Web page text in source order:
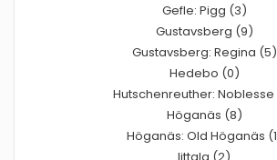
Gefle: Pigg (3)
Gustavsberg (9)
Gustavsberg: Regina (5)
Hedebo (0)
Hutschenreuther:
Höganäs (8)
Höganäs: Old Höganäs
Iittala (2)